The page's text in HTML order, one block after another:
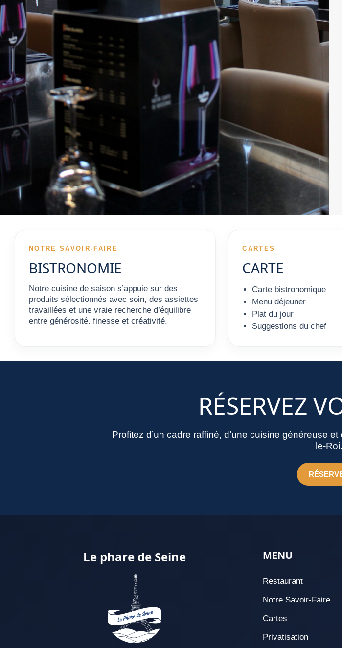
NOTRE SAVOIR-FAIRE
BISTRONOMIE
Notre cuisine de saison s’appuie sur des
produits sélectionnés avec soin, des assiettes
travaillées et une vraie recherche d’équilibre
entre générosité, finesse et créativité.
CARTES
CARTE
Carte bistronomique
Menu déjeuner
Plat du jour
Suggestions du chef
RÉSERVEZ
Profitez d’un cadre raffiné, d’une cuisine généreuse
le-Roi.
Le phare de Seine MENU
Restaurant
Notre Savoir-Faire
Cartes
Privatisation